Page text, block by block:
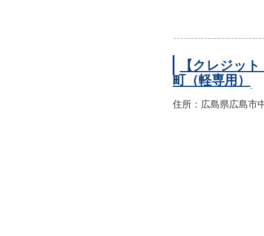
【クレジッ
町（軽専用）
住所：広島県広島市